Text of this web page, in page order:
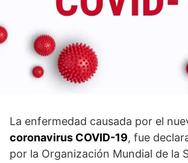
La enfermedad causada por el
coronavirus COVID-19, fue
por la Organización Mundial de la